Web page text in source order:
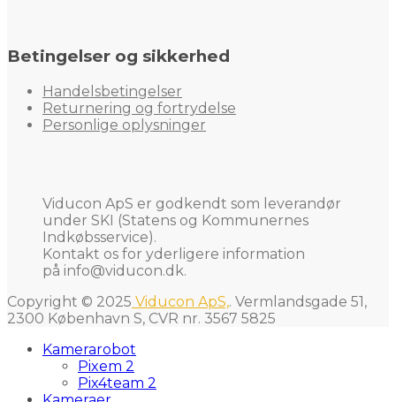
Betingelser og sikkerhed
Handelsbetingelser
Returnering og fortrydelse
Personlige oplysninger
Viducon ApS er godkendt som leverandør
under SKI (Statens og Kommunernes
Indkøbsservice).
Kontakt os for yderligere information
på info@viducon.dk.
Copyright © 2025 Viducon ApS,. Vermlandsgade 51,
2300 København S, CVR nr. 3567 5825
Kamerarobot
Pixem 2
Pix4team 2